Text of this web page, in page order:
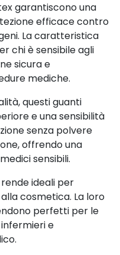
garantiscono una
efficace contro
La caratteristica
chi è sensibile agli
sicura e
mediche.
questi guanti
e una sensibilità
senza polvere
offrendo una
sensibili.
ideali per
cosmetica. La loro
perfetti per le
e